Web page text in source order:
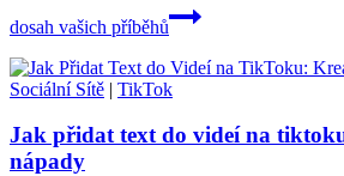
dosah vašich příběhů
Sociální Sítě | TikTok
Jak přidat text do videí na
nápady